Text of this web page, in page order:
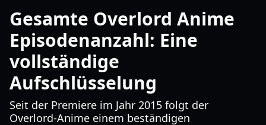
Gesamte Overlord Anime
Episodenanzahl: Eine
vollständige
Aufschlüsselung
Seit der Premiere im Jahr 2015 folgt der
Overlord-Anime einem beständigen